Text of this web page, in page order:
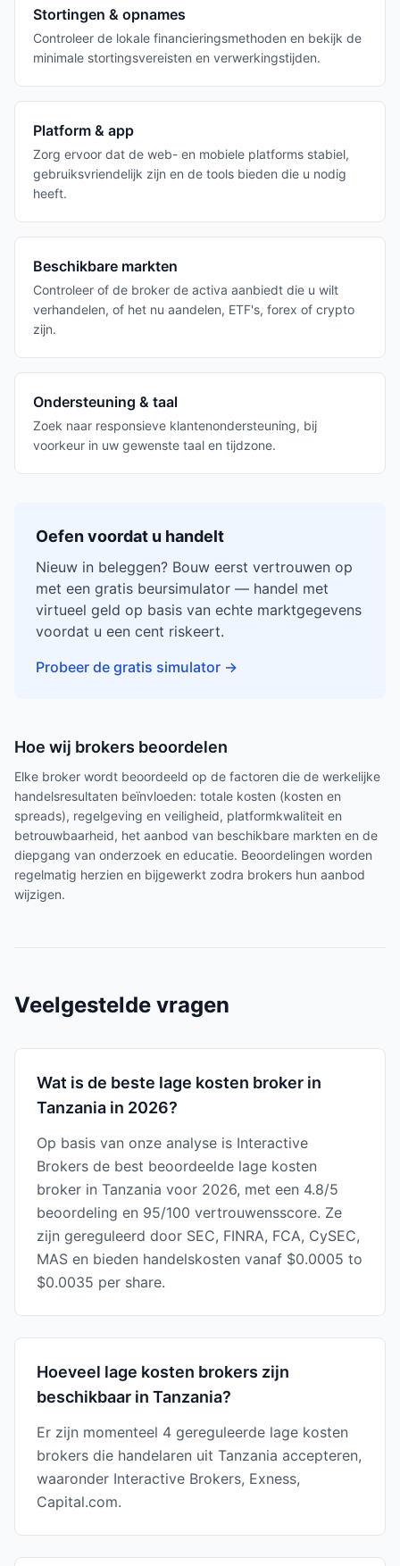
Stortingen & opnames
Controleer de lokale financieringsmethoden en bekijk de
minimale stortingsvereisten en verwerkingstijden.
Platform & app
Zorg ervoor dat de web- en mobiele platforms stabiel,
gebruiksvriendelijk zijn en de tools bieden die u nodig
heeft.
Beschikbare markten
Controleer of de broker de activa aanbiedt die u wilt
verhandelen, of het nu aandelen, ETF's, forex of crypto
zijn.
Ondersteuning & taal
Zoek naar responsieve klantenondersteuning, bij
voorkeur in uw gewenste taal en tijdzone.
Oefen voordat u handelt
Nieuw in beleggen? Bouw eerst vertrouwen op
met een gratis beursimulator — handel met
virtueel geld op basis van echte marktgegevens
voordat u een cent riskeert.
Probeer de gratis simulator →
Hoe wij brokers beoordelen
Elke broker wordt beoordeeld op de factoren die de werkelijke
handelsresultaten beïnvloeden: totale kosten (kosten en
spreads), regelgeving en veiligheid, platformkwaliteit en
betrouwbaarheid, het aanbod van beschikbare markten en de
diepgang van onderzoek en educatie. Beoordelingen worden
regelmatig herzien en bijgewerkt zodra brokers hun aanbod
wijzigen.
Veelgestelde vragen
Wat is de beste lage kosten broker in
Tanzania in 2026?
Op basis van onze analyse is Interactive
Brokers de best beoordeelde lage kosten
broker in Tanzania voor 2026, met een 4.8/5
beoordeling en 95/100 vertrouwensscore. Ze
zijn gereguleerd door SEC, FINRA, FCA, CySEC,
MAS en bieden handelskosten vanaf $0.0005 to
$0.0035 per share.
Hoeveel lage kosten brokers zijn
beschikbaar in Tanzania?
Er zijn momenteel 4 gereguleerde lage kosten
brokers die handelaren uit Tanzania accepteren,
waaronder Interactive Brokers, Exness,
Capital.com.